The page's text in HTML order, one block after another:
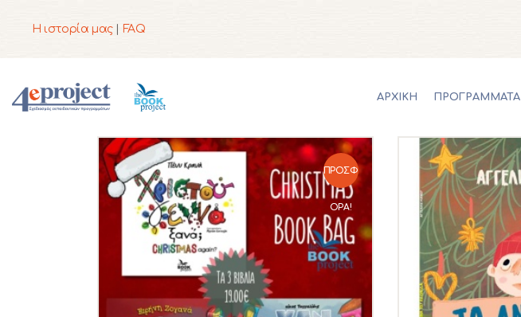
Η ιστορία μας| FAQ
ΑΡΧΙΚΗ ΠΡΟΓΡΑΜΜΑΤΑ
SCRIBO
ΕΠΙΚΟΙΝΩΝΙΑ
0,00 €
ΠΡΟΣΦ
ΟΡΆ!